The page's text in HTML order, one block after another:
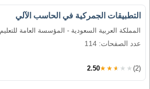
التطبيقات الجمركية في الحاسب الآلي
المملكة العربية السعودية - المؤسسة العامة للتعليم
عدد الصفحات: 114
2.50★★★★★ (2)